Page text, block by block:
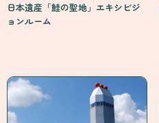
日本遺産「鮭の聖地」エキシビジ
ョンルーム